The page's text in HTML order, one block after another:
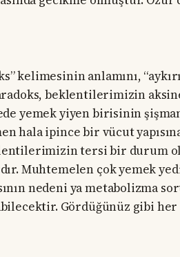
kelimesinin anlamını,
beklentilerimizin
yemek yiyen birisinin
hala ipince bir vücut
tersi bir durum
Muhtemelen çok yemek
nedeni ya metabolizma
Gördüğünüz gibi her